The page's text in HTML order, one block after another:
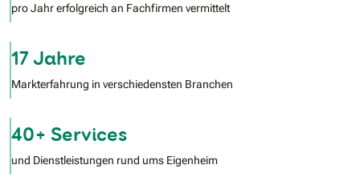
pro Jahr erfolgreich an Fachfirmen vermittelt
17 Jahre
Markterfahrung in verschiedensten Branchen
40+ Services
und Dienstleistungen rund ums Eigenheim